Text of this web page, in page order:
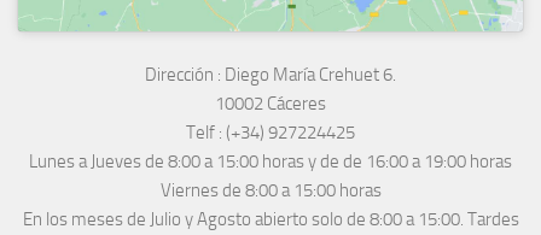
Dirección : Diego María Crehuet 6.
10002 Cáceres
Telf : (+34) 927224425
Lunes a Jueves de 8:00 a 15:00 horas y de de 16:00 a 19:00 horas
Viernes de 8:00 a 15:00 horas
En los meses de Julio y Agosto abierto solo de 8:00 a 15:00. Tardes